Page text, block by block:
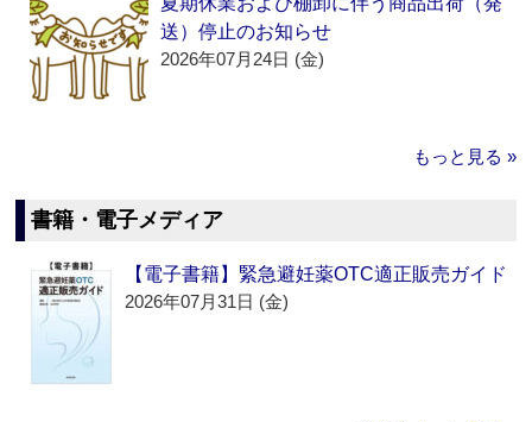
送）停止のお知らせ
2026年07月24日 (金)
もっと見る »
書籍・電子メディア
【電子書籍】緊急避妊薬OTC適正販売ガイド
2026年07月31日 (金)